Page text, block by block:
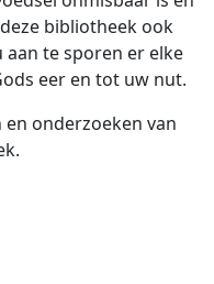
bibliotheek ook
te sporen er elke
eer en tot uw nut.
en onderzoeken van